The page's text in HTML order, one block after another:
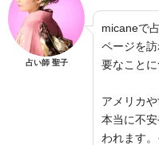
占い師 聖子
micaneで
ページを
要なことに
アメリカ
本当に不
われます